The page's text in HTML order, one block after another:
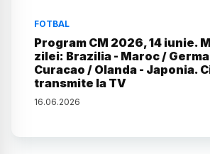
FOTBAL
Program CM 2026, 14 iunie.
zilei: Brazilia - Maroc /
Curacao / Olanda - Japonia.
transmite la TV
16.06.2026